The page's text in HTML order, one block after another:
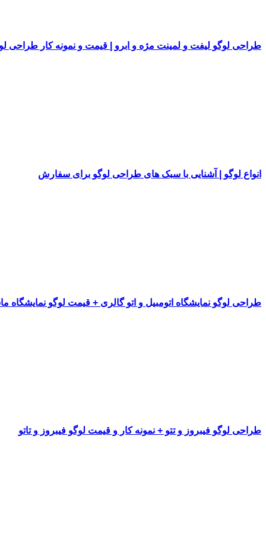
طراحی لوگو لیفت و لمینت مژه و ابرو | قیمت و نمونه کار طراحی
انواع لوگو | آشنایی با سبک های طراحی لوگو برای سفارش
طراحی لوگو نمایشگاه اتومبیل و اتو گالری + قیمت لوگو نمایشگاه
طراحی لوگو فیبروز و تتو + نمونه کار و قیمت لوگو فیبروز و تاتو